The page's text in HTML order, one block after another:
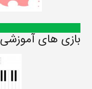
بازی های آموزشی